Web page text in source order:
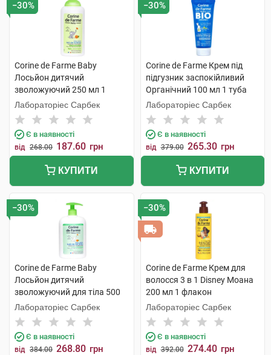
−30%
Corine de Farme Baby
Лосьйон дитячий
зволожуючий 250 мл 1
флакон
Лабораторіес Сарбек
Є в наявності
від 268.00 187.60 грн
КУПИТИ
−30%
Corine de Farme Крем під
підгузник заспокійливий
Органічний 100 мл 1 туба
Лабораторіес Сарбек
Є в наявності
від 379.00 265.30 грн
КУПИТИ
−30%
Corine de Farme Baby
Лосьйон дитячий
зволожуючий для тіла 500
мл 1 флакон
Лабораторіес Сарбек
Є в наявності
від 384.00 268.80 грн
−30%
Corine de Farme Крем для
волосся 3 в 1 Disney Моана
200 мл 1 флакон
Лабораторіес Сарбек
Є в наявності
від 392.00 274.40 грн